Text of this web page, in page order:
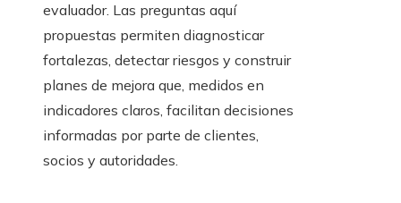
evaluador. Las preguntas aquí
propuestas permiten diagnosticar
fortalezas, detectar riesgos y construir
planes de mejora que, medidos en
indicadores claros, facilitan decisiones
informadas por parte de clientes,
socios y autoridades.